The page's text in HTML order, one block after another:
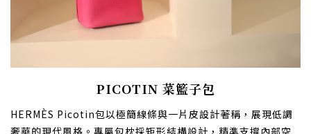
PICOTIN 菜籃子包
HERMÈS Picotin包以極簡線條與一片皮設計著稱，展現低調
奢華的現代風格。專屬包枕採矩形結構設計，精準支撐內部空